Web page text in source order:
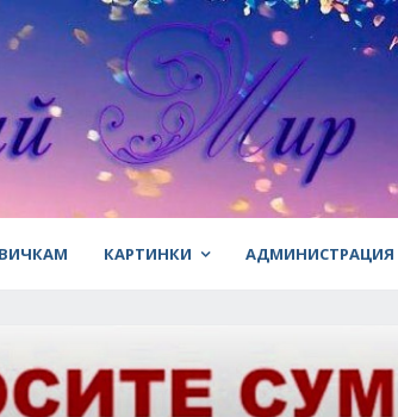
КАРТИНКИ АДМИНИСТРАЦИЯ